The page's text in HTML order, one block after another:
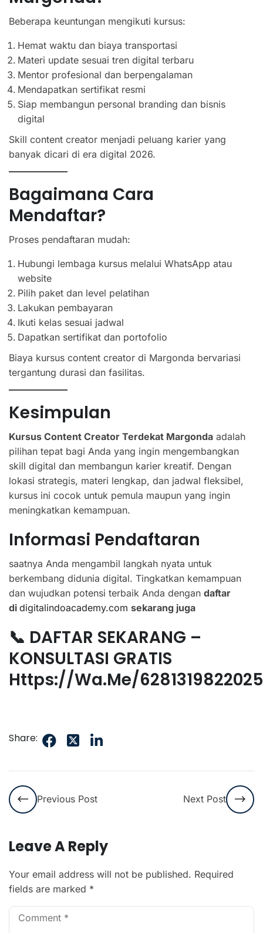
Beberapa keuntungan mengikuti kursus:
Hemat waktu dan biaya transportasi
Materi update sesuai tren digital terbaru
Mentor profesional dan berpengalaman
Mendapatkan sertifikat resmi
Siap membangun personal branding dan bisnis
digital
Skill content creator menjadi peluang karier yang
banyak dicari di era digital 2026.
Bagaimana Cara
Mendaftar?
Proses pendaftaran mudah:
Hubungi lembaga kursus melalui WhatsApp atau
website
Pilih paket dan level pelatihan
Lakukan pembayaran
Ikuti kelas sesuai jadwal
Dapatkan sertifikat dan portofolio
Biaya kursus content creator di Margonda bervariasi
tergantung durasi dan fasilitas.
Kesimpulan
Kursus Content Creator Terdekat Margonda adalah
pilihan tepat bagi Anda yang ingin mengembangkan
skill digital dan membangun karier kreatif. Dengan
lokasi strategis, materi lengkap, dan jadwal fleksibel,
kursus ini cocok untuk pemula maupun yang ingin
meningkatkan kemampuan.
Informasi Pendaftaran
saatnya Anda mengambil langkah nyata untuk
berkembang didunia digital. Tingkatkan kemampuan
dan wujudkan potensi terbaik Anda dengan daftar
di digitalindoacademy.com sekarang juga
📞 DAFTAR SEKARANG –
KONSULTASI GRATIS
Https://wa.me/6281319822025
Share:
Previous Post Next Post
Leave A Reply
Your email address will not be published. Required
fields are marked *